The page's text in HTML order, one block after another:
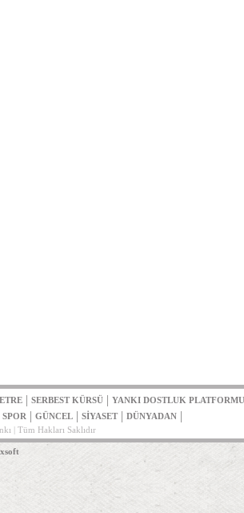
| SERBEST KÜRSÜ | YANKI DOSTLUK PLATFORMU
SPOR | GÜNCEL | SİYASET | DÜNYADAN |
| Tüm Hakları Saklıdır